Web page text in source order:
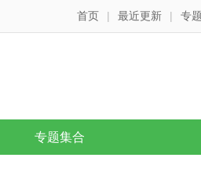
首页 | 最近更新 | 专
专题集合